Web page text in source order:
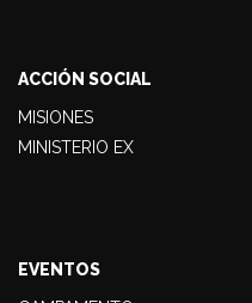
ACCIÓN SOCIAL
MISIONES
MINISTERIO EX
EVENTOS